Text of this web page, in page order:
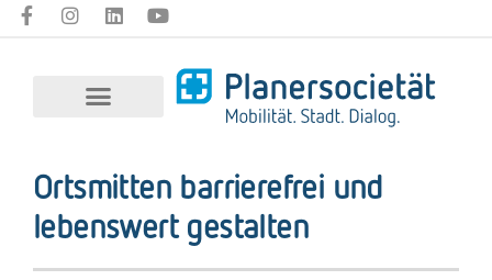
Ortsmitten barrierefrei und
lebenswert gestalten